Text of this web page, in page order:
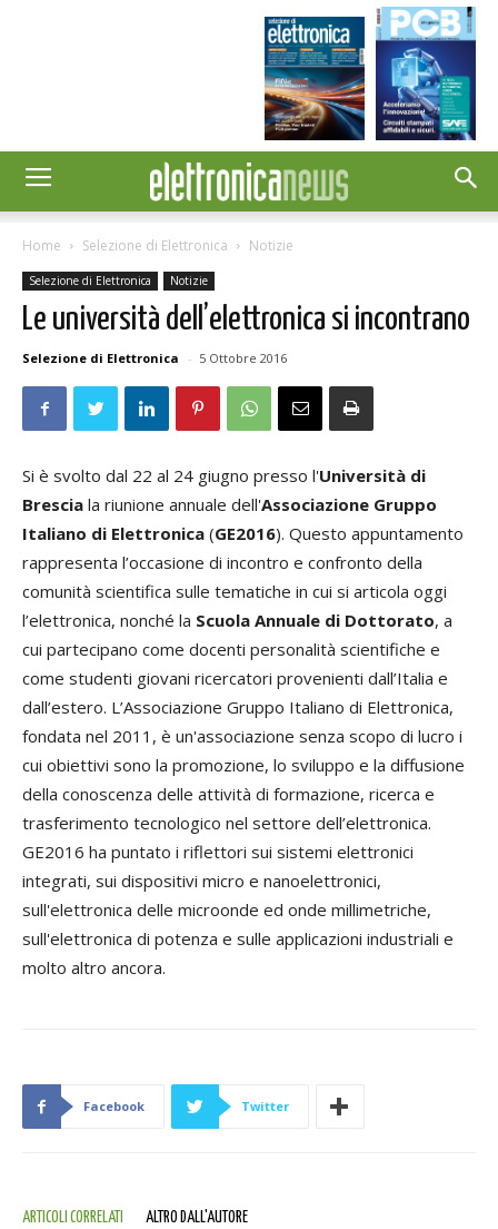
Home Selezione di Elettronica Notizie
Selezione di Elettronica Notizie
Le università dell’elettronica si incontrano
Selezione di Elettronica - 5 Ottobre 2016
Si è svolto dal 22 al 24 giugno presso l'Università di
Brescia la riunione annuale dell'Associazione Gruppo
Italiano di Elettronica (GE2016). Questo appuntamento
rappresenta l’occasione di incontro e confronto della
comunità scientifica sulle tematiche in cui si articola oggi
l’elettronica, nonché la Scuola Annuale di Dottorato, a
cui partecipano come docenti personalità scientifiche e
come studenti giovani ricercatori provenienti dall’Italia e
dall’estero. L’Associazione Gruppo Italiano di Elettronica,
fondata nel 2011, è un'associazione senza scopo di lucro i
cui obiettivi sono la promozione, lo sviluppo e la diffusione
della conoscenza delle attività di formazione, ricerca e
trasferimento tecnologico nel settore dell’elettronica.
GE2016 ha puntato i riflettori sui sistemi elettronici
integrati, sui dispositivi micro e nanoelettronici,
sull'elettronica delle microonde ed onde millimetriche,
sull'elettronica di potenza e sulle applicazioni industriali e
molto altro ancora.
Facebook Twitter
ARTICOLI CORRELATI ALTRO DALL'AUTORE